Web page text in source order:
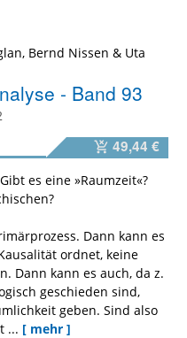
, Bernd Nissen & Uta
- Band 93
49,44 €
es eine »Raumzeit«?
Dann kann es
ordnet, keine
Dann kann es auch, da z.
geschieden sind,
geben. Sind also
... [ mehr ]